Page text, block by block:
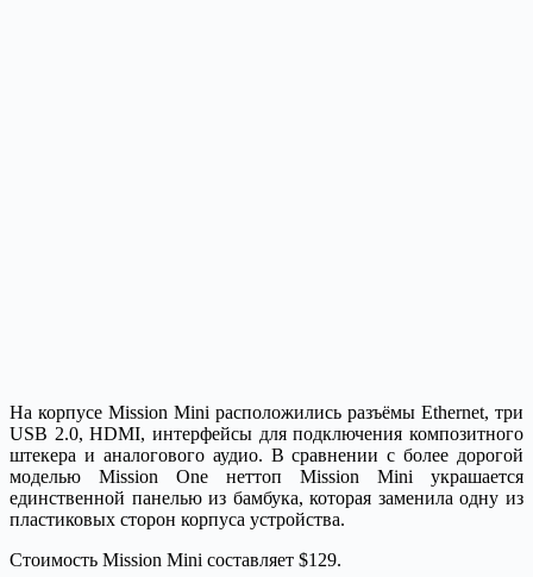
На корпусе Mission Mini расположились разъёмы Ethernet, три
USB 2.0, HDMI, интерфейсы для подключения композитного
штекера и аналогового аудио. В сравнении с более дорогой
моделью Mission One неттоп Mission Mini украшается
единственной панелью из бамбука, которая заменила одну из
пластиковых сторон корпуса устройства.
Стоимость Mission Mini составляет $129.